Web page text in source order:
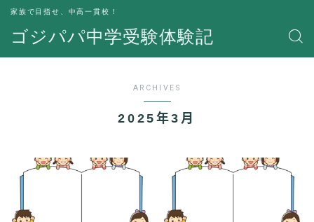
ゴジパパ中学受験体験記
家族で目指せ、中高一貫校！
ARCHIVES
2025年3月